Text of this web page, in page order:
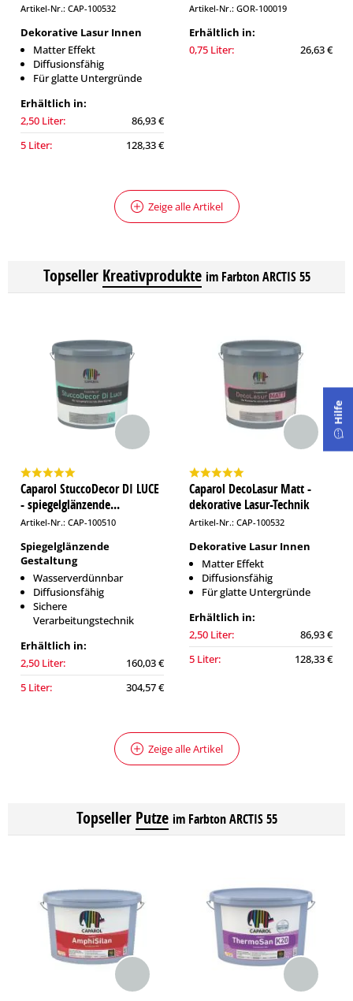
Artikel-Nr.: CAP-100532
Dekorative Lasur Innen
Matter Effekt
Diffusionsfähig
Für glatte Untergründe
Erhältlich in:
2,50 Liter:
86,93 €
5 Liter:
128,33 €
Artikel-Nr.: GOR-100019
Erhältlich in:
0,75 Liter:
26,63 €
Zeige alle Artikel
Topseller Kreativprodukte im Farbton ARCTIS 55
Caparol StuccoDecor DI LUCE
- spiegelglänzende...
Artikel-Nr.: CAP-100510
Spiegelglänzende
Gestaltung
Wasserverdünnbar
Diffusionsfähig
Sichere
Verarbeitungstechnik
Erhältlich in:
2,50 Liter:
160,03 €
5 Liter:
304,57 €
Caparol DecoLasur Matt -
dekorative Lasur-Technik
Artikel-Nr.: CAP-100532
Dekorative Lasur Innen
Matter Effekt
Diffusionsfähig
Für glatte Untergründe
Erhältlich in:
2,50 Liter:
86,93 €
5 Liter:
128,33 €
Zeige alle Artikel
Topseller Putze im Farbton ARCTIS 55
Hilfe